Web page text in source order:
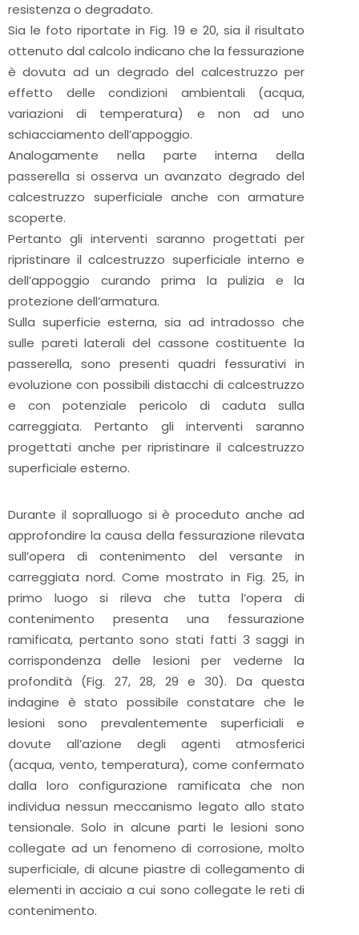
resistenza o degradato.
Sia le foto riportate in Fig. 19 e 20, sia il risultato
ottenuto dal calcolo indicano che la fessurazione
è dovuta ad un degrado del calcestruzzo per
effetto delle condizioni ambientali (acqua,
variazioni di temperatura) e non ad uno
schiacciamento dell’appoggio.
Analogamente nella parte interna della
passerella si osserva un avanzato degrado del
calcestruzzo superficiale anche con armature
scoperte.
Pertanto gli interventi saranno progettati per
ripristinare il calcestruzzo superficiale interno e
dell’appoggio curando prima la pulizia e la
protezione dell’armatura.
Sulla superficie esterna, sia ad intradosso che
sulle pareti laterali del cassone costituente la
passerella, sono presenti quadri fessurativi in
evoluzione con possibili distacchi di calcestruzzo
e con potenziale pericolo di caduta sulla
carreggiata. Pertanto gli interventi saranno
progettati anche per ripristinare il calcestruzzo
superficiale esterno.
Durante il sopralluogo si è proceduto anche ad
approfondire la causa della fessurazione rilevata
sull’opera di contenimento del versante in
carreggiata nord. Come mostrato in Fig. 25, in
primo luogo si rileva che tutta l’opera di
contenimento presenta una fessurazione
ramificata, pertanto sono stati fatti 3 saggi in
corrispondenza delle lesioni per vederne la
profondità (Fig. 27, 28, 29 e 30). Da questa
indagine è stato possibile constatare che le
lesioni sono prevalentemente superficiali e
dovute all’azione degli agenti atmosferici
(acqua, vento, temperatura), come confermato
dalla loro configurazione ramificata che non
individua nessun meccanismo legato allo stato
tensionale. Solo in alcune parti le lesioni sono
collegate ad un fenomeno di corrosione, molto
superficiale, di alcune piastre di collegamento di
elementi in acciaio a cui sono collegate le reti di
contenimento.